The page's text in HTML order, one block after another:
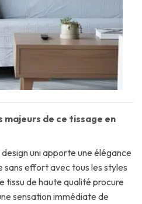
majeurs de ce tissage en
uni apporte une élégance
sans effort avec tous les styles
tissu de haute qualité procure
sensation immédiate de